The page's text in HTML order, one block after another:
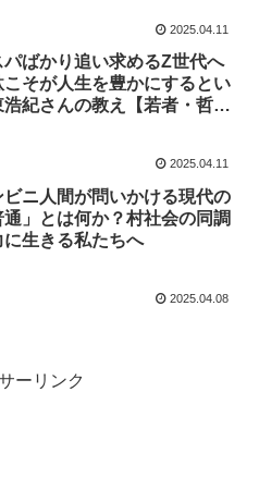
2025.04.11
パばかり追い求めるZ世代へ
こそが人生を豊かにするとい
浩紀さんの教え【若者・哲
2025.04.11
ビニ人間が問いかける現代の
通」とは何か？村社会の同調
に生きる私たちへ
2025.04.08
ーリンク